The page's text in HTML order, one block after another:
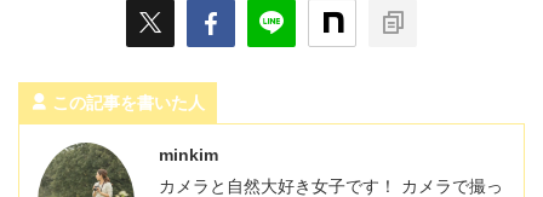
この記事を書いた人
minkim
カメラと自然大好き女子です！ カメラで撮っ